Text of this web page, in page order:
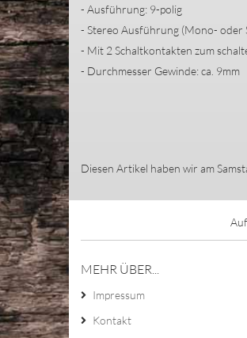
- Ausführung: 9-polig
- Stereo Ausführung (Mono- oder
- Mit 2 Schaltkontakten zum
- Durchmesser Gewinde: ca. 9mm
Diesen Artikel haben wir am
MEHR ÜBER...
Impressum
Kontakt